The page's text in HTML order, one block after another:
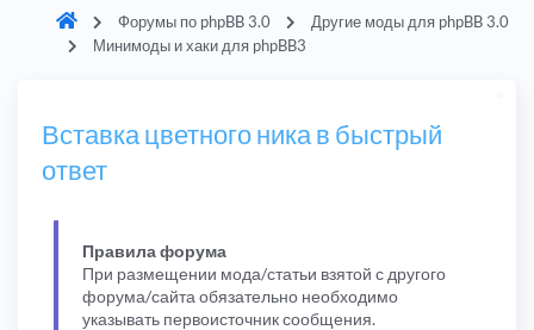
Форумы по phpBB 3.0
Другие моды для phpBB 3.0
Минимоды и хаки для phpBB3
Вставка цветного ника в быстрый
ответ
Правила форума
При размещении мода/статьи взятой с другого
форума/сайта обязательно необходимо
указывать первоисточник сообщения.